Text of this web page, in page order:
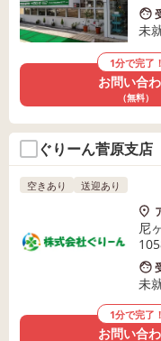
未
1分で完了！
お問い合
（無料）
ぐりーん菅原支店
空きあり 送迎あり
尼
未
1分で完了！
お問い合